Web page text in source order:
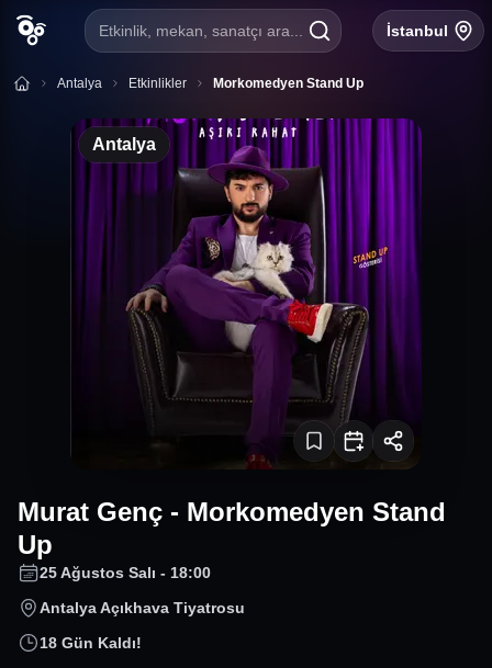
Etkinlik, mekan, sanatçı ara... İstanbul
Antalya Etkinlikler Morkomedyen Stand Up
Murat Genç
Antalya
Murat Genç - Morkomedyen Stand
Up
25 Ağustos Salı - 18:00
Antalya Açıkhava Tiyatrosu
18 Gün Kaldı!